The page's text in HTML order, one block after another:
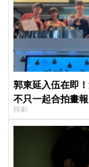
郭東延入伍在即
不只一起合拍畫
韓劇